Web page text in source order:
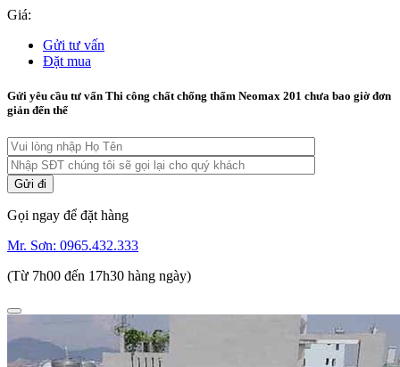
Giá:
Gửi tư vấn
Đặt mua
Gửi yêu cầu tư vấn Thi công chất chống thấm Neomax 201 chưa bao giờ đơn
giản đến thế
Gọi ngay để đặt hàng
Mr. Sơn: 0965.432.333
(Từ 7h00 đến 17h30 hàng ngày)